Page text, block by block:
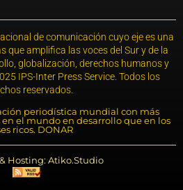
de comunicación cuyo eje es una
que amplifica las voces del Sur y de la
globalización, derechos humanos y
IPS-Inter Press Service. Todos los
reservados.
periodística mundial con más
en el mundo en desarrollo que en los
ricos. DONAR
Hosting: Atiko.Studio